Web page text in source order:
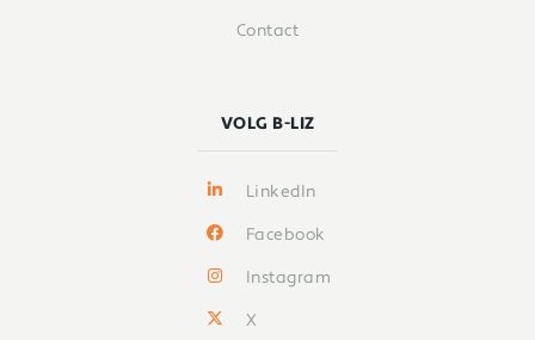
Contact
VOLG B-LIZ
LinkedIn
Facebook
Instagram
X